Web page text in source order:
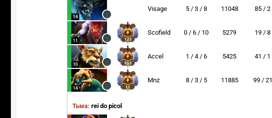
14
Visage 5 / 3 / 8 11048 85 / 2
11 173
Scofield 0 / 6 / 10 5279 19 / 8
10 953
Accel 1 / 4 / 6 5425 41 / 1
14 11
Mnz 8 / 3 / 5 11885 99 / 21
Тьма: rei do picol